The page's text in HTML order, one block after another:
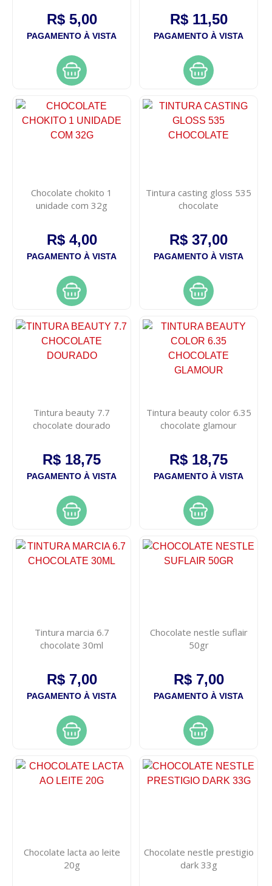
R$ 5,00
PAGAMENTO À VISTA
R$ 11,50
PAGAMENTO À VISTA
Chocolate chokito 1
unidade com 32g
R$ 4,00
PAGAMENTO À VISTA
Tintura casting gloss 535
chocolate
R$ 37,00
PAGAMENTO À VISTA
Tintura beauty 7.7
chocolate dourado
R$ 18,75
PAGAMENTO À VISTA
Tintura beauty color 6.35
chocolate glamour
R$ 18,75
PAGAMENTO À VISTA
Tintura marcia 6.7
chocolate 30ml
R$ 7,00
PAGAMENTO À VISTA
Chocolate nestle suflair
50gr
R$ 7,00
PAGAMENTO À VISTA
Chocolate lacta ao leite
20g
Chocolate nestle prestigio
dark 33g